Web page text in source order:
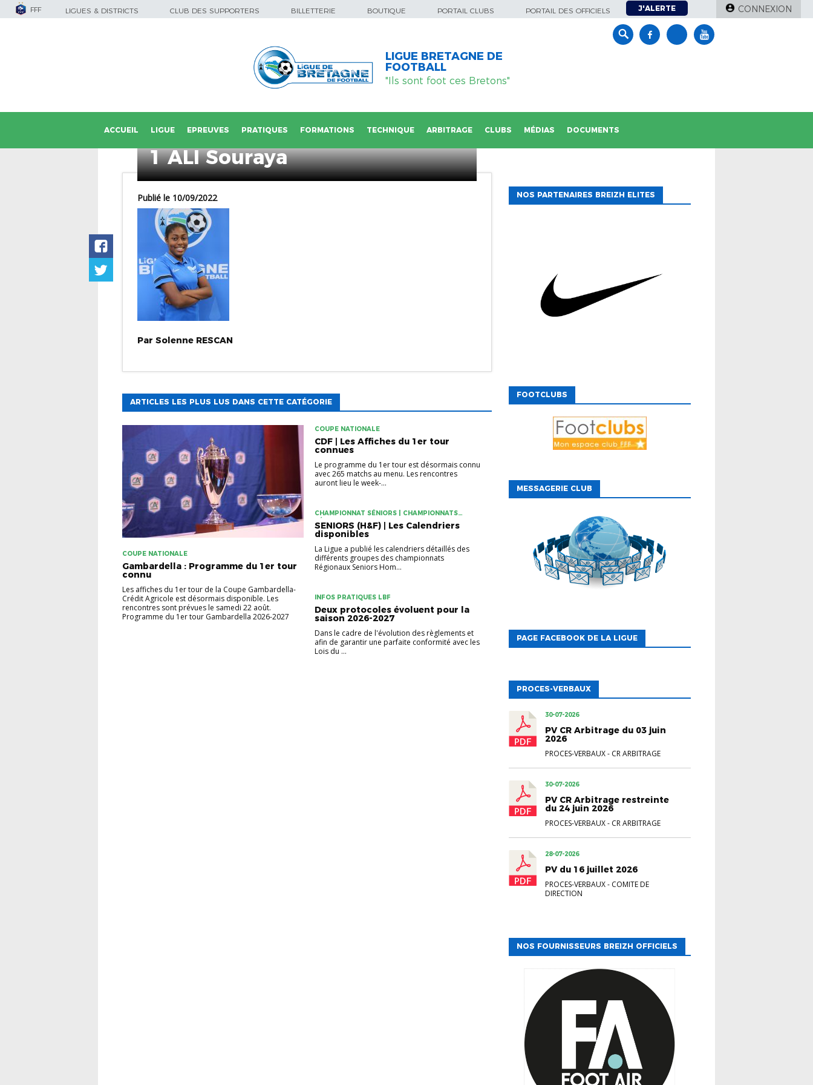
FFF LIGUES & DISTRICTS CLUB DES SUPPORTERS BILLETTERIE BOUTIQUE PORTAIL CLUBS PORTAIL DES OFFICIELS J'ALERTE CONNEXION
LIGUE BRETAGNE DE
FOOTBALL
"Ils sont foot ces Bretons"
ACCUEIL LIGUE EPREUVES PRATIQUES FORMATIONS TECHNIQUE ARBITRAGE CLUBS MÉDIAS DOCUMENTS
1 ALI Souraya
Publié le 10/09/2022
Par Solenne RESCAN
ARTICLES LES PLUS LUS DANS CETTE CATÉGORIE
COUPE NATIONALE
Gambardella : Programme du 1er tour
connu
Les affiches du 1er tour de la Coupe Gambardella-
Crédit Agricole est désormais disponible. Les
rencontres sont prévues le samedi 22 août.
Programme du 1er tour Gambardella 2026-2027
COUPE NATIONALE
CDF | Les Affiches du 1er tour
connues
Le programme du 1er tour est désormais connu
avec 265 matchs au menu. Les rencontres
auront lieu le week-...
CHAMPIONNAT SÉNIORS | CHAMPIONNATS
FÉMININS
SENIORS (H&F) | Les Calendriers
disponibles
La Ligue a publié les calendriers détaillés des
différents groupes des championnats
Régionaux Seniors Hom...
INFOS PRATIQUES LBF
Deux protocoles évoluent pour la
saison 2026-2027
Dans le cadre de l'évolution des règlements et
afin de garantir une parfaite conformité avec les
Lois du ...
NOS PARTENAIRES BREIZH ELITES
FOOTCLUBS
MESSAGERIE CLUB
PAGE FACEBOOK DE LA LIGUE
PROCES-VERBAUX
30-07-2026
PV CR Arbitrage du 03 juin
2026
PROCES-VERBAUX- CR ARBITRAGE
30-07-2026
PV CR Arbitrage restreinte
du 24 juin 2026
PROCES-VERBAUX- CR ARBITRAGE
28-07-2026
PV du 16 juillet 2026
PROCES-VERBAUX- COMITE DE
DIRECTION
NOS FOURNISSEURS BREIZH OFFICIELS